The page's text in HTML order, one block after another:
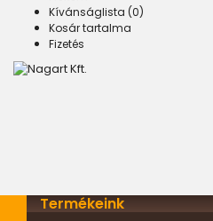
Kívánságlista (0)
Kosár tartalma
Fizetés
Termékeink